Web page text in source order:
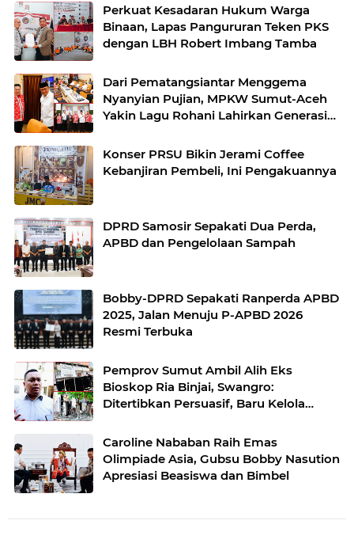
Perkuat Kesadaran Hukum Warga
Binaan, Lapas Pangururan Teken PKS
dengan LBH Robert Imbang Tamba
Dari Pematangsiantar Menggema
Nyanyian Pujian, MPKW Sumut-Aceh
Yakin Lagu Rohani Lahirkan Generasi
Konser PRSU Bikin Jerami Coffee
Kebanjiran Pembeli, Ini Pengakuannya
DPRD Samosir Sepakati Dua Perda,
APBD dan Pengelolaan Sampah
Bobby-DPRD Sepakati Ranperda APBD
2025, Jalan Menuju P-APBD 2026
Resmi Terbuka
Pemprov Sumut Ambil Alih Eks
Bioskop Ria Binjai, Swangro:
Ditertibkan Persuasif, Baru Kelola
Caroline Nababan Raih Emas
Olimpiade Asia, Gubsu Bobby Nasution
Apresiasi Beasiswa dan Bimbel